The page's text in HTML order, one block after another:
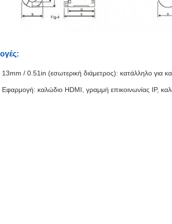
13mm / 0.51in (εσωτερική διάμετρος): κατάλληλο για
Εφαρμογή: καλώδιο HDMI, γραμμή επικοινωνίας IP,